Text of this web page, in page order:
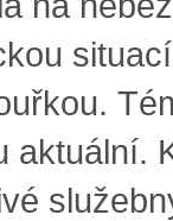
aktuální.